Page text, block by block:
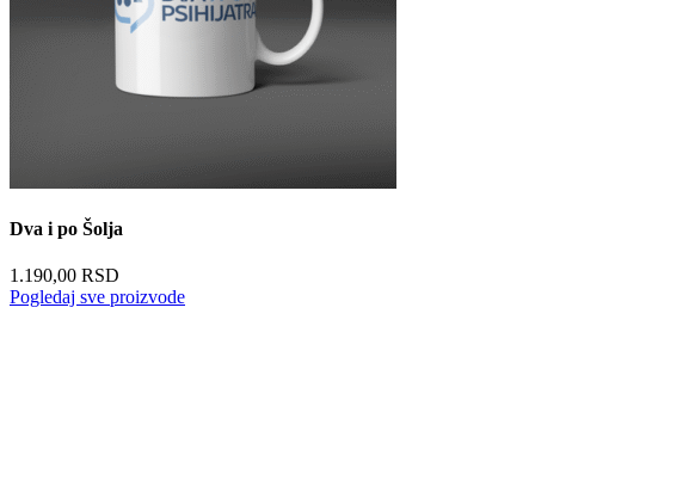
Dva i po Šolja
1.190,00 RSD
Pogledaj sve proizvode